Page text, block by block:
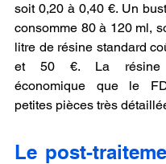
soit 0,20 à 0,40 €. Un
consomme 80 à 120 ml,
litre de résine standard
et 50 €. La résine
économique que le
petites pièces très
Le post-